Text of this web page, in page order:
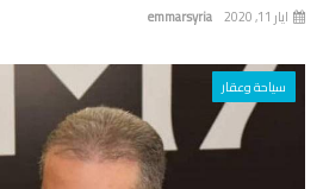
emmarsyria
سياحة وعقار